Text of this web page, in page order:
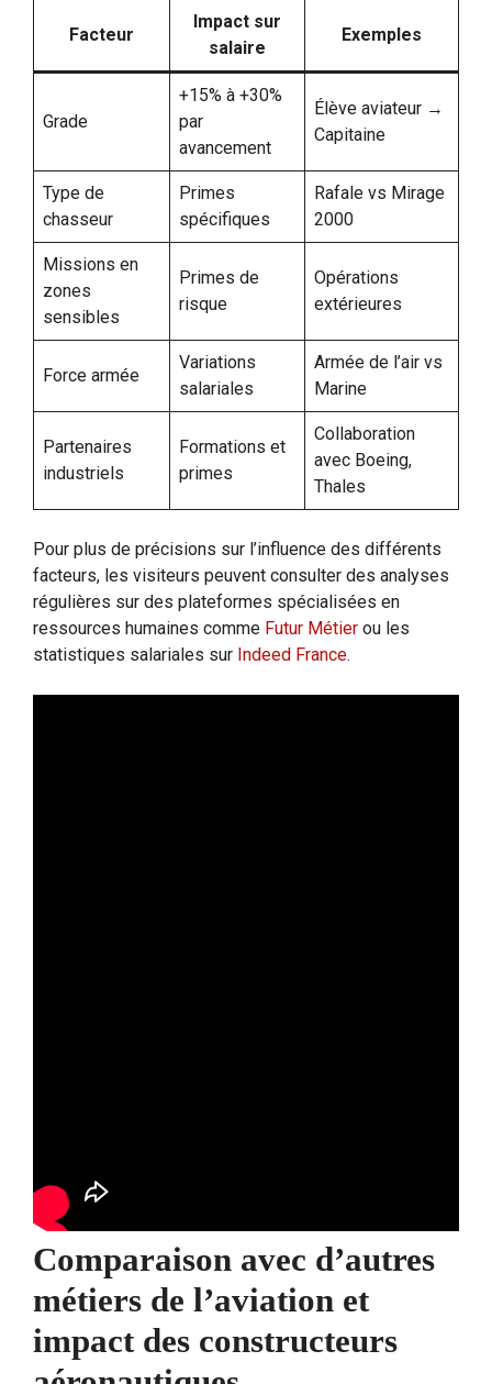
Facteur
Impact sur
salaire
Exemples
Grade
+15% à +30%
par
avancement
Élève aviateur →
Capitaine
Type de
chasseur
Primes
spécifiques
Rafale vs Mirage
2000
Missions en
zones
sensibles
Primes de
risque
Opérations
extérieures
Force armée
Variations
salariales
Armée de l’air vs
Marine
Partenaires
industriels
Formations et
primes
Collaboration
avec Boeing,
Thales
Pour plus de précisions sur l’influence des différents
facteurs, les visiteurs peuvent consulter des analyses
régulières sur des plateformes spécialisées en
ressources humaines comme Futur Métier ou les
statistiques salariales sur Indeed France.
Comparaison avec d’autres
métiers de l’aviation et
impact des constructeurs